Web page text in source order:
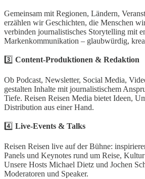
Gemeinsam mit Regionen, Ländern,
erzählen wir Geschichten, die Menschen
verbinden journalistisches Storytelling mit
Markenkommunikation – glaubwürdig,
3️⃣ Content-Produktionen & Redaktion
Ob Podcast, Newsletter, Social Media,
gestalten Inhalte mit journalistischem
Tiefe. Reisen Reisen Media bietet Ideen,
Distribution aus einer Hand.
4️⃣ Live-Events & Talks
Reisen Reisen live auf der Bühne:
Panels und Keynotes rund um Reise,
Unsere Hosts Michael Dietz und Jochen
Moderatoren und Speaker.